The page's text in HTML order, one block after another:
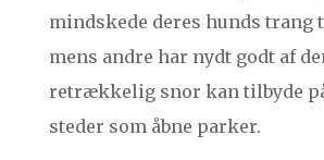
mindskede deres hunds
mens andre har nydt godt af
retrækkelig snor kan tilbyde
steder som åbne parker.